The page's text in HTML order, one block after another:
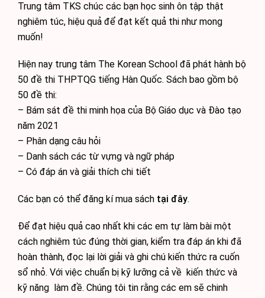
Trung tâm TKS chúc các bạn học sinh ôn tập thật
nghiêm túc, hiệu quả để đạt kết quả thi như mong
muốn!
Hiện nay trung tâm The Korean School đã phát hành bộ
50 đề thi THPTQG tiếng Hàn Quốc. Sách bao gồm bộ
50 đề thi:
– Bám sát đề thi minh họa của Bộ Giáo dục và Đào tạo
năm 2021
– Phân dạng câu hỏi
– Danh sách các từ vựng và ngữ pháp
– Có đáp án và giải thích chi tiết
Các bạn có thể đăng kí mua sách tại đây.
Để đạt hiệu quả cao nhất khi các em tự làm bài một
cách nghiêm túc đúng thời gian, kiểm tra đáp án khi đã
hoàn thành, đọc lại lời giải và ghi chú kiến thức ra cuốn
sổ nhỏ. Với việc chuẩn bị kỹ lưỡng cả về kiến thức và
kỹ năng làm đề. Chúng tôi tin rằng các em sẽ chinh